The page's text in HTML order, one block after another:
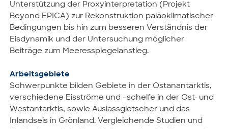
Unterstützung der Proxyinterpretation (Projekt
Beyond EPICA) zur Rekonstruktion paläoklimatischer
Bedingungen bis hin zum besseren Verständnis der
Eisdynamik und der Untersuchung möglicher
Beiträge zum Meeresspiegelanstieg.
Arbeitsgebiete
Schwerpunkte bilden Gebiete in der Ostanantarktis,
verschiedene Eisströme und –schelfe in der Ost- und
Westantarktis, sowie Auslassgletscher und das
Inlandseis in Grönland. Vergleichende Studien und